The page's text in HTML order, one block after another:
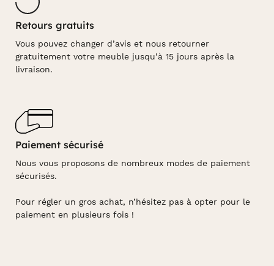
Retours gratuits
Vous pouvez changer d’avis et nous retourner
gratuitement votre meuble jusqu’à 15 jours après la
livraison.
Paiement sécurisé
Nous vous proposons de nombreux modes de paiement
sécurisés.
Pour régler un gros achat, n’hésitez pas à opter pour le
paiement en plusieurs fois !